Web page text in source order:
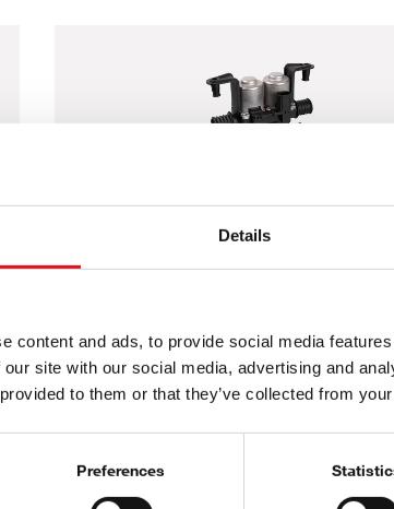
Details
content and ads, to provide social media
site with our social media, advertising and
to them or that they’ve collected from
Preferences
Reguliavimo vožtuvas